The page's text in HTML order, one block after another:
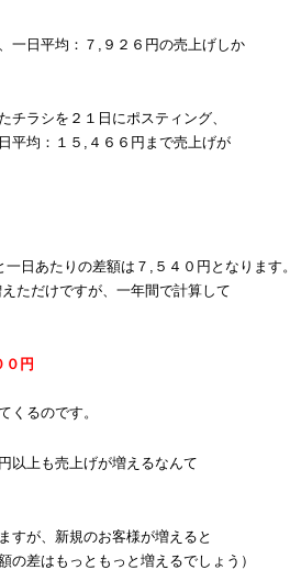
一日平均：７,９２６円の売上げしか
チラシを２１日にポスティング、
平均：１５,４６６円まで売上げが
日あたりの差額は７,５４０円となります。
ただけですが、一年間で計算して
０円
くるのです。
以上も売上げが増えるなんて
すが、新規のお客様が増えると
差はもっともっと増えるでしょう）